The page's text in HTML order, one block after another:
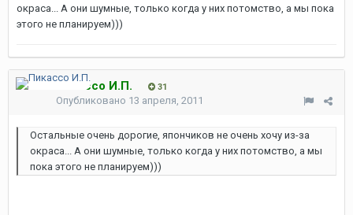
окраса... А они шумные, только когда у них потомство, а мы пока
этого не планируем)))
Пикассо И.П. 31
Опубликовано 13 апреля, 2011
Остальные очень дорогие, япончиков не очень хочу из-за
окраса... А они шумные, только когда у них потомство, а мы
пока этого не планируем)))